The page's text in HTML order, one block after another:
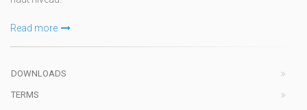
Read more
DOWNLOADS
TERMS